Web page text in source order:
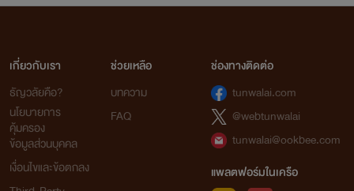
เกี่ยวกับเรา
ธัญวลัยคือ?
นโยบายการ
คุ้มครอง
ข้อมูลส่วนบุคคล
เงื่อนไขและข้อตกลง
ช่วยเหลือ
บทความ
FAQ
ช่องทางติดต่อ
tunwalai.com
@webtunwalai
tunwalai@ookbee.com
แพลตฟอร์มในเครือ